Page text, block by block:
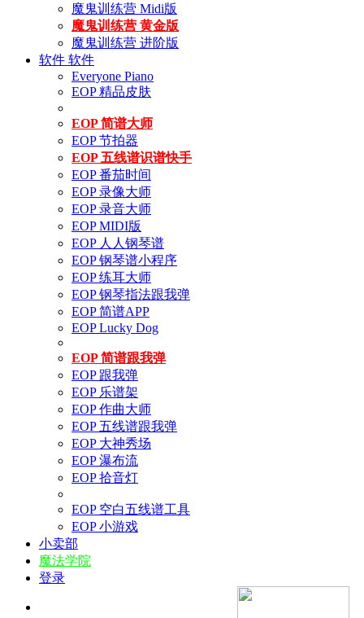
魔鬼训练营 Midi版
魔鬼训练营 黄金版
魔鬼训练营 进阶版
软件 软件
Everyone Piano
EOP 精品皮肤
EOP 简谱大师
EOP 节拍器
EOP 五线谱识谱快手
EOP 番茄时间
EOP 录像大师
EOP 录音大师
EOP MIDI版
EOP 人人钢琴谱
EOP 钢琴谱小程序
EOP 练耳大师
EOP 钢琴指法跟我弹
EOP 简谱APP
EOP Lucky Dog
EOP 简谱跟我弹
EOP 跟我弹
EOP 乐谱架
EOP 作曲大师
EOP 五线谱跟我弹
EOP 大神秀场
EOP 瀑布流
EOP 拾音灯
EOP 空白五线谱工具
EOP 小游戏
小卖部
魔法学院
登录